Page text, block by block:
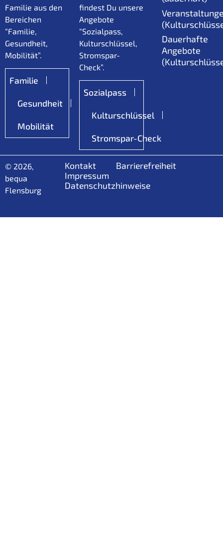
Familie aus den
Bereichen
“Familie,
Gesundheit,
Mobilität”.
Familie
Gesundheit
Mobilität
findest Du unsere
Angebote
“Sozialpass,
Kulturschlüssel,
Stromspar-
Check”.
Sozialpass
Kulturschlüssel
Stromspar-Check
Dauerhafte
Angebote
© 2026,
bequa
Flensburg
Kontakt
Barrierefreiheit
Impressum
Datenschutzhinweise